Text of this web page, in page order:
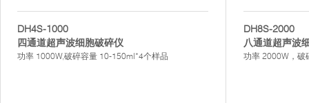
DH4S-1000
四通道超声波细胞破碎仪
功率 1000W,破碎容量 10-150ml*4个样品
DH8S-2000
八通道超声波
功率 2000W，破